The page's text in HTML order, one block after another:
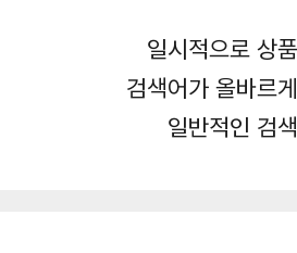
일시적으로 상
검색어가 올바르
일반적인 검